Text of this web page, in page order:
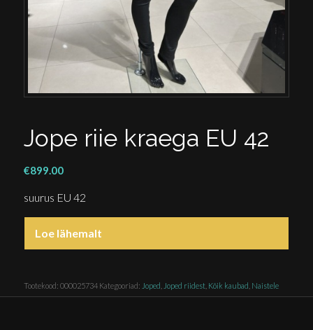
Jope riie kraega EU 42
€899.00
suurus EU 42
Loe lähemalt
Tootekood: 000025734 Kategooriad: Joped Joped riidest, Kõik kaubad Naistele